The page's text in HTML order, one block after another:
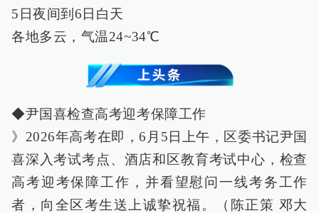
5日夜间到6日白天
各地多云，气温24~34℃
◆尹国喜检查高考迎考保障工作
》2026年高考在即，6月5日上午，区委书记尹国
喜深入考试考点、酒店和区教育考试中心，检查
高考迎考保障工作，并看望慰问一线考务工作
者，向全区考生送上诚挚祝福。（陈正策 邓大